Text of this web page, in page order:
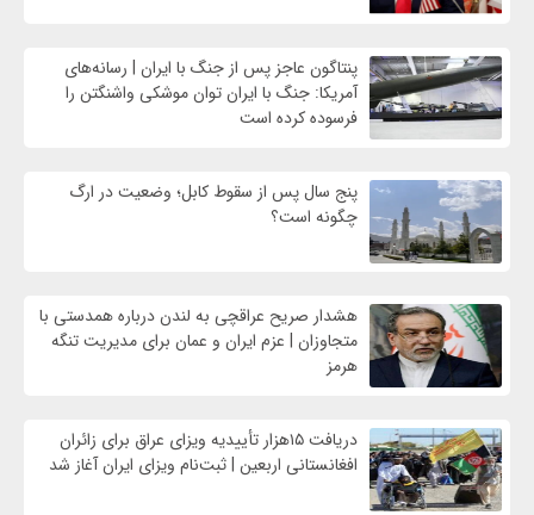
پنتاگون عاجز پس از جنگ با ایران | رسانه‌های
آمریکا: جنگ با ایران توان موشکی واشنگتن را
فرسوده کرده است
پنج سال پس از سقوط کابل؛ وضعیت در ارگ
چگونه است؟
هشدار صریح عراقچی به لندن درباره همدستی با
متجاوزان | عزم ایران و عمان برای مدیریت تنگه
هرمز
دریافت ۱۵هزار تأییدیه ویزای عراق برای زائران
افغانستانی اربعین | ثبت‌نام ویزای ایران آغاز شد